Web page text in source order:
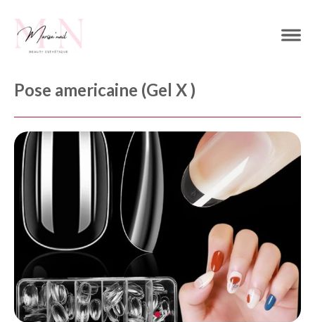
Pose americaine (Gel X )